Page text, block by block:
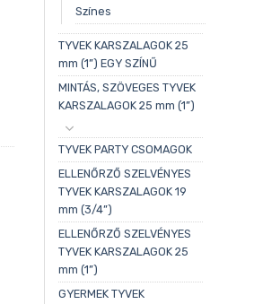
Színes
TYVEK KARSZALAGOK 25
mm (1”) EGY SZÍNŰ
MINTÁS, SZÖVEGES TYVEK
KARSZALAGOK 25 mm (1”)
TYVEK PARTY CSOMAGOK
ELLENŐRZŐ SZELVÉNYES
TYVEK KARSZALAGOK 19
mm (3/4”)
ELLENŐRZŐ SZELVÉNYES
TYVEK KARSZALAGOK 25
mm (1”)
GYERMEK TYVEK